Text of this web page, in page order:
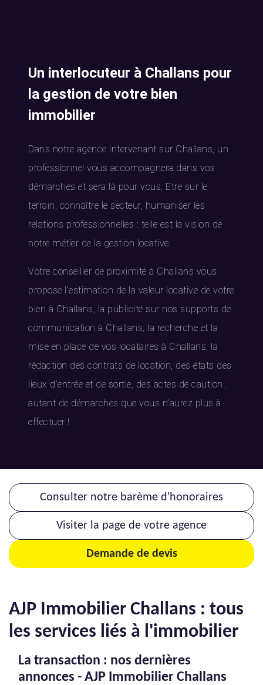
Un interlocuteur à Challans pour
la gestion de votre bien
immobilier
Dans notre agence intervenant sur Challans, un
professionnel vous accompagnera dans vos
démarches et sera là pour vous. Etre sur le
terrain, connaître le secteur, humaniser les
relations professionnelles : telle est la vision de
notre métier de la gestion locative.
Votre conseiller de proximité à Challans vous
propose l’estimation de la valeur locative de votre
bien à Challans, la publicité sur nos supports de
communication à Challans, la recherche et la
mise en place de vos locataires à Challans, la
rédaction des contrats de location, des états des
lieux d’entrée et de sortie, des actes de caution...
autant de démarches que vous n’aurez plus à
effectuer !
Consulter notre barème d'honoraires
Visiter la page de votre agence
Demande de devis
AJP Immobilier Challans : tous
les services liés à l'immobilier
La transaction : nos dernières
annonces - AJP Immobilier Challans